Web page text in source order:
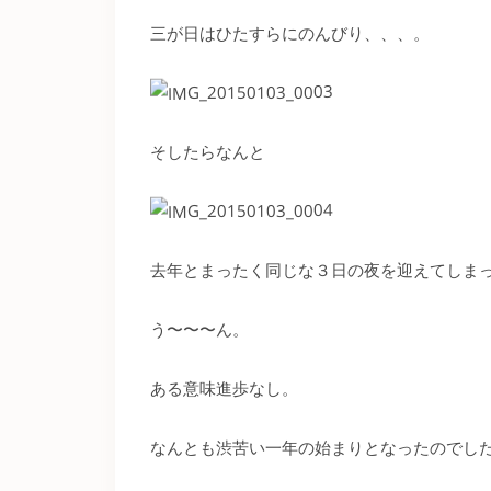
三が日はひたすらにのんびり、、、。
そしたらなんと
去年とまったく同じな３日の夜を迎えてしま
う〜〜〜ん。
ある意味進歩なし。
なんとも渋苦い一年の始まりとなったのでし